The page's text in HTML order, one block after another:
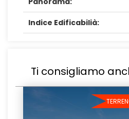
Indice Edificabilià:
Ti consigliamo